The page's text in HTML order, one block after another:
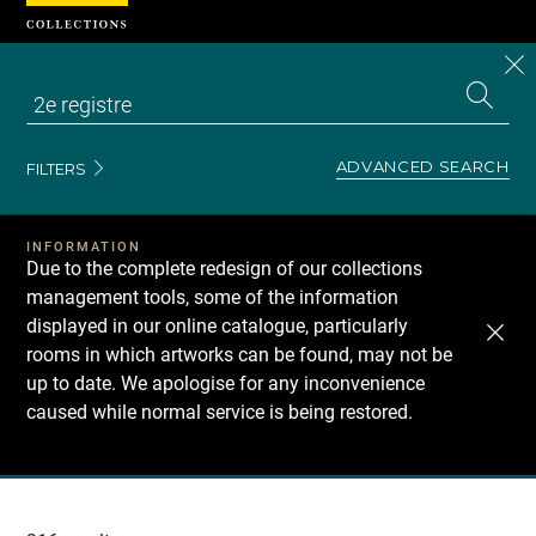
FILTERS ADVANCED SEARCH
INFORMATION
Due to the complete redesign of our collections
management tools, some of the information
displayed in our online catalogue, particularly
rooms in which artworks can be found, may not be
up to date. We apologise for any inconvenience
caused while normal service is being restored.
Recherche
Cookies management panel